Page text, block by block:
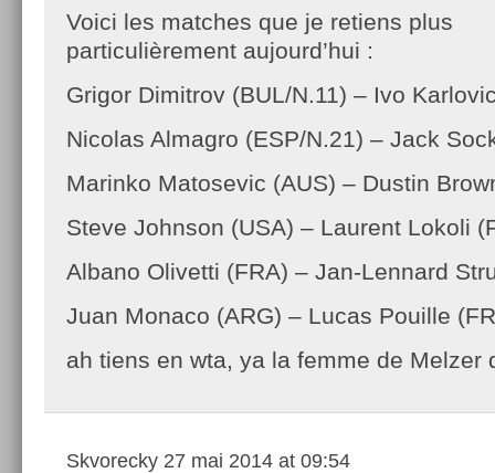
Voici les matches que je retiens plus
particulièrement aujourd’hui :
Grigor Dimitrov (BUL/N.11) – Ivo
Nicolas Almagro (ESP/N.21) – Jack
Marinko Matosevic (AUS) – Dustin
Steve Johnson (USA) – Laurent Lokoli
Albano Olivetti (FRA) – Jan-Lennard
Juan Monaco (ARG) – Lucas Pouille
ah tiens en wta, ya la femme de
Skvorecky 27 mai 2014 at 09:54